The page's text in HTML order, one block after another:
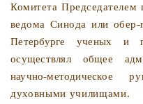
Комитета Председателем
ведома Синода или
Петербурге ученых и
осуществ­лял общее
научно-методичес­кое
духовными училищами.